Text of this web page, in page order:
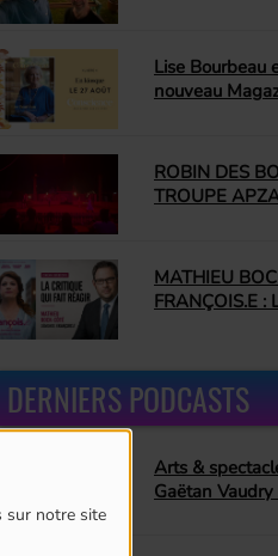
sur notre site
Lise Bourbeau
nouveau
ROBIN DES
TROUPE
MATHIEU BOCK-
FRANÇOIS.E :
DERNIERS PODCASTS
Arts &
Gaëtan